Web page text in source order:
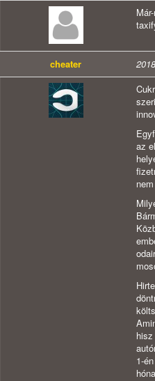
cheater
az
1-